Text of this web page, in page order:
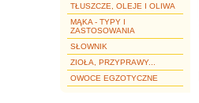
TŁUSZCZE, OLEJE I OLIWA
MĄKA - TYPY I
ZASTOSOWANIA
SŁOWNIK
ZIOŁA, PRZYPRAWY...
OWOCE EGZOTYCZNE